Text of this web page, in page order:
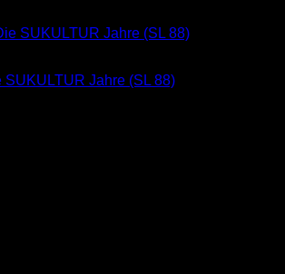
SUKULTUR Jahre (SL 88)